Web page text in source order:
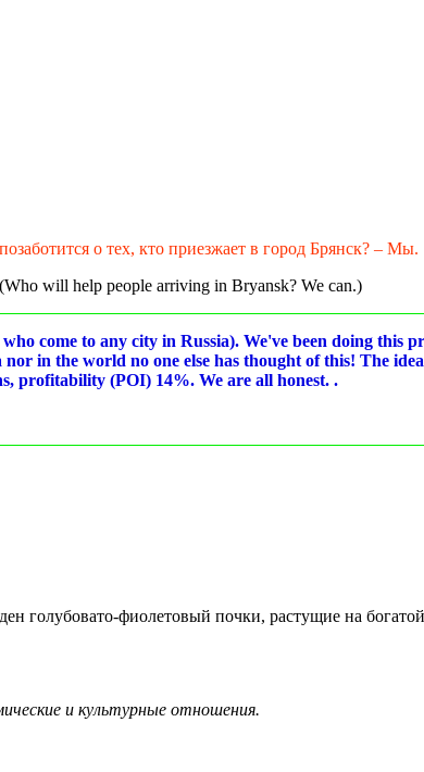
о тех, кто приезжает в город Брянск? – Мы.
(Who will help people arriving in Bryansk? We can.)
come to any city in Russia). We've been doing this
in the world no one else has thought of this! The
profitability (POI) 14%. We are all honest. .
голубовато-фиолетовый почки, растущие на
и культурные отношения.